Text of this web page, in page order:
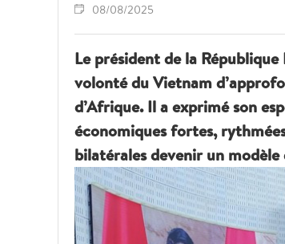
08/08/2025
Le président de la
volonté du Vietnam
d’Afrique. Il a exprimé son
économiques fortes,
bilatérales devenir un